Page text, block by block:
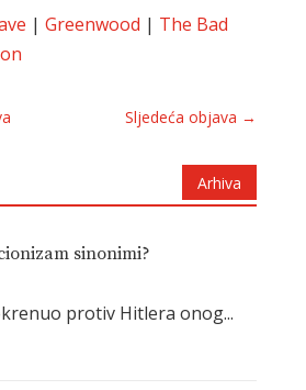
| Greenwood | The Bad
Sljedeća objava →
Arhiva
sinonimi?
protiv Hitlera onog...